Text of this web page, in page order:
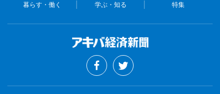
暮らす・働く 学ぶ・知る 特集